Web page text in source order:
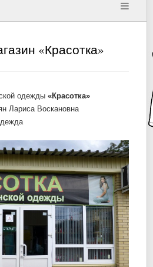
«Красотка»
одежды «Красотка»
Лариса Воскановна